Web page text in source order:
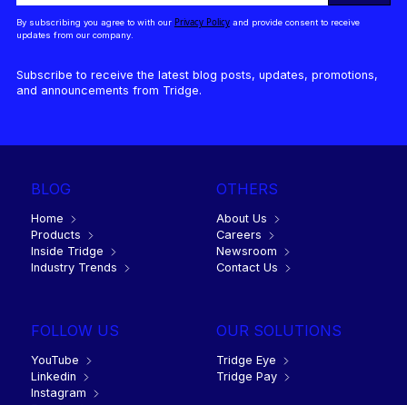
By subscribing you agree to with our Privacy Policyand provide consent to receive
updates from our company.
Subscribe to receive the latest blog posts, updates, promotions,
and announcements from Tridge.
BLOG
Home
Products
Inside Tridge
Industry Trends
OTHERS
About Us
Careers
Newsroom
Contact Us
FOLLOW US
YouTube
Linkedin
Instagram
OUR SOLUTIONS
Tridge Eye
Tridge Pay